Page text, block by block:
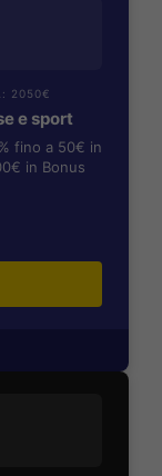
2050€
e sport
fino a 50€ in
in Bonus